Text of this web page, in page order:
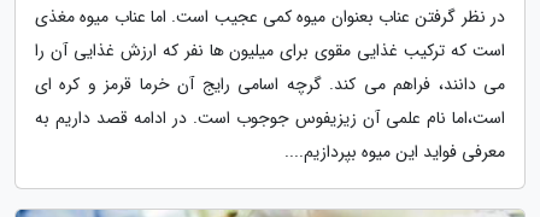
در نظر گرفتن عناب بعنوان میوه کمی عجیب است. اما عناب میوه مغذی
است که ترکیب غذایی مقوی برای میلیون ها نفر که ارزش غذایی آن را
می دانند، فراهم می کند. گرچه اسامی رایج آن خرما قرمز و کره ای
است،اما نام علمی آن زیزیفوس جوجوب است. در ادامه قصد داریم به
معرفی فواید این میوه بپردازیم....